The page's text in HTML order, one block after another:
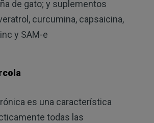
de gato; y suplementos
curcumina, capsaicina,
y SAM-e
es una característica
todas las